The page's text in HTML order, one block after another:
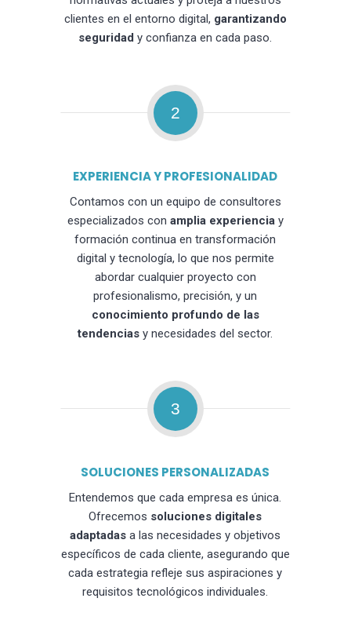
clientes en el entorno digital, garantizando
seguridad y confianza en cada paso.
2
EXPERIENCIA Y PROFESIONALIDAD
Contamos con un equipo de consultores
especializados con amplia experienciay
formación continua en transformación
digital y tecnología, lo que nos permite
abordar cualquier proyecto con
profesionalismo, precisión, y un
conocimiento profundo de las
tendencias y necesidades del sector.
3
SOLUCIONES PERSONALIZADAS
Entendemos que cada empresa es única.
Ofrecemos soluciones digitales
adaptadas a las necesidades y objetivos
específicos de cada cliente, asegurando que
cada estrategia refleje sus aspiraciones y
requisitos tecnológicos individuales.